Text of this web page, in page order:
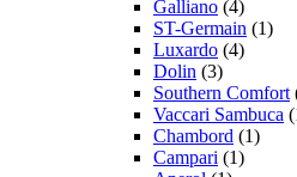
Galliano (4)
ST-Germain (1)
Luxardo (4)
Dolin (3)
Southern Comfort
Vaccari Sambuca
Chambord (1)
Campari (1)